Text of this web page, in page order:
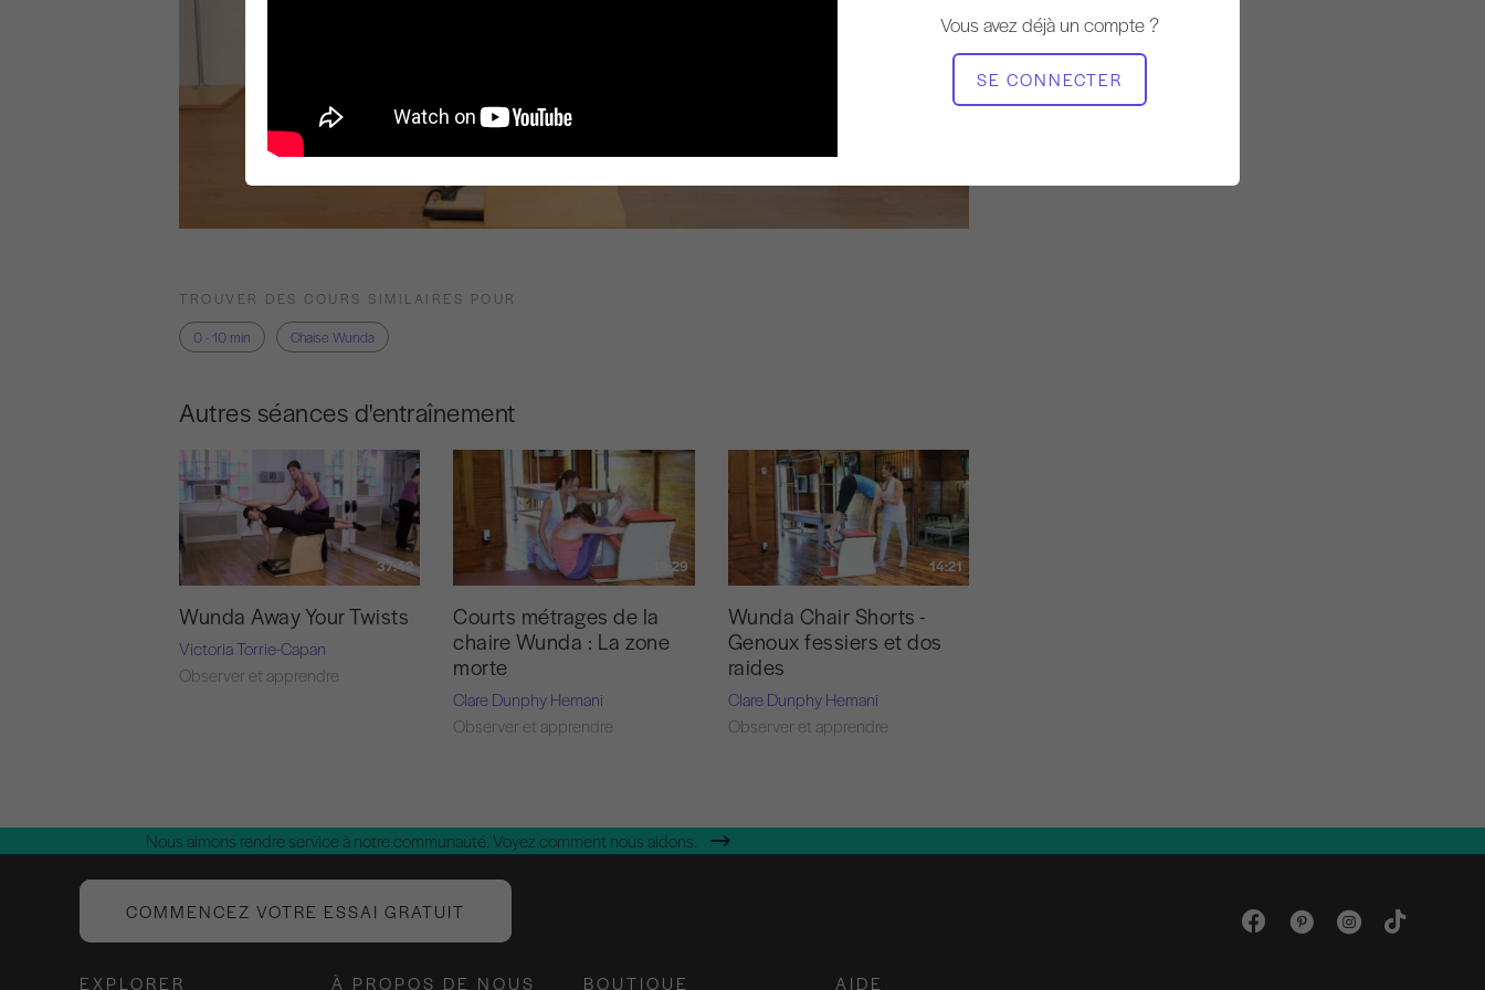
Vous avez déjà un compte ?
SE CONNECTER
MATÉRIEL NÉCESSAIRE
Chaise Wunda
TROUVER DES COURS SIMILAIRES POUR
0 - 10 min
Chaise Wunda
Autres séances d'entraînement
37:42
Wunda Away Your Twists
Victoria Torrie-Capan
Observer et apprendre
19:29
Courts métrages de la
chaire Wunda : La zone
morte
Clare Dunphy Hemani
Observer et apprendre
14:21
Wunda Chair Shorts -
Genoux fessiers et dos
raides
Clare Dunphy Hemani
Observer et apprendre
Nous aimons rendre service à notre communauté. Voyez comment nous aidons.
COMMENCEZ VOTRE ESSAI GRATUIT
EXPLORER À PROPOS DE NOUS BOUTIQUE AIDE